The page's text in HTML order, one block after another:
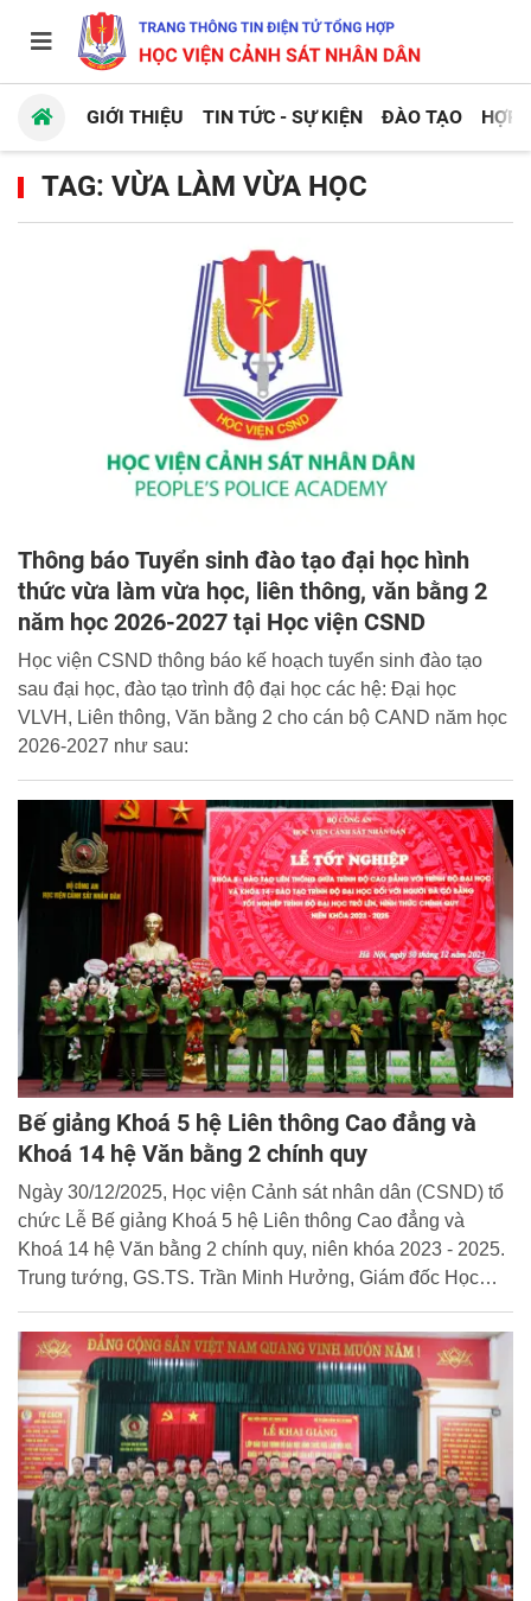
GIỚI THIỆU TIN TỨC - SỰ KIỆN ĐÀO TẠO HỢP
TAG: VỪA LÀM VỪA HỌC
Thông báo Tuyển sinh đào tạo đại học hình
thức vừa làm vừa học, liên thông, văn bằng 2
năm học 2026-2027 tại Học viện CSND
Học viện CSND thông báo kế hoạch tuyển sinh đào tạo
sau đại học, đào tạo trình độ đại học các hệ: Đại học
VLVH, Liên thông, Văn bằng 2 cho cán bộ CAND năm học
2026-2027 như sau:
Bế giảng Khoá 5 hệ Liên thông Cao đẳng và
Khoá 14 hệ Văn bằng 2 chính quy
Ngày 30/12/2025, Học viện Cảnh sát nhân dân (CSND) tổ
chức Lễ Bế giảng Khoá 5 hệ Liên thông Cao đẳng và
Khoá 14 hệ Văn bằng 2 chính quy, niên khóa 2023 - 2025.
Trung tướng, GS.TS. Trần Minh Hưởng, Giám đốc Học